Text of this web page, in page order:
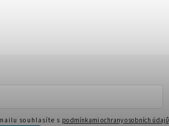
souhlasíte s podmínkami ochrany osobních údajů